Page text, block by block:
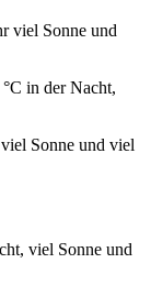
viel Sonne und
in der Nacht,
Sonne und viel
viel Sonne und